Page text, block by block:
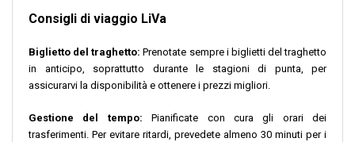
Consigli di viaggio LiVa
Biglietto del traghetto: Prenotate sempre i biglietti del traghetto
in anticipo, soprattutto durante le stagioni di punta, per
assicurarvi la disponibilità e ottenere i prezzi migliori.
Gestione del tempo: Pianificate con cura gli orari dei
trasferimenti. Per evitare ritardi, prevedete almeno 30 minuti per i